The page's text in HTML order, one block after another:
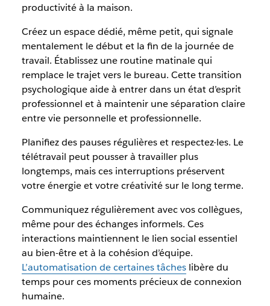
productivité à la maison.
Créez un espace dédié, même petit, qui signale
mentalement le début et la fin de la journée de
travail. Établissez une routine matinale qui
remplace le trajet vers le bureau. Cette transition
psychologique aide à entrer dans un état d’esprit
professionnel et à maintenir une séparation claire
entre vie personnelle et professionnelle.
Planifiez des pauses régulières et respectez-les. Le
télétravail peut pousser à travailler plus
longtemps, mais ces interruptions préservent
votre énergie et votre créativité sur le long terme.
Communiquez régulièrement avec vos collègues,
même pour des échanges informels. Ces
interactions maintiennent le lien social essentiel
au bien-être et à la cohésion d’équipe.
L’automatisation de certaines tâcheslibère du
temps pour ces moments précieux de connexion
humaine.